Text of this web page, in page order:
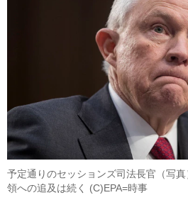
予定通りのセッションズ司法長官（写
領への追及は続く (C)EPA=時事